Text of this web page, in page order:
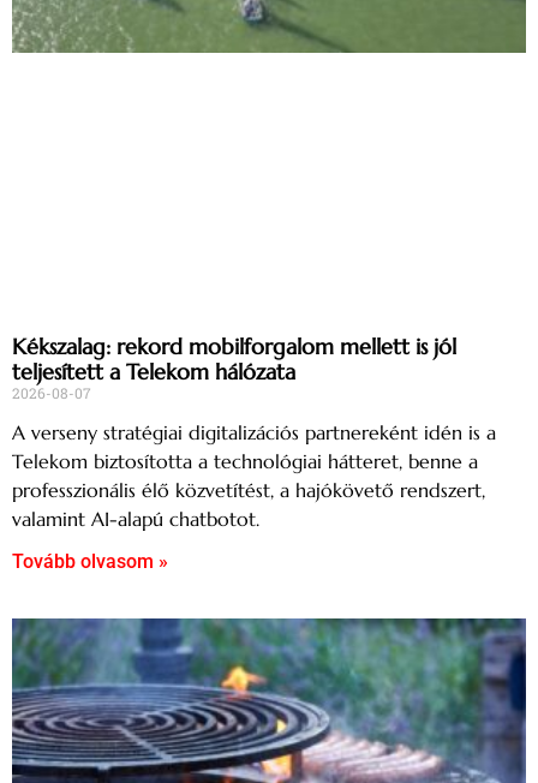
Kékszalag: rekord mobilforgalom mellett is jól
teljesített a Telekom hálózata
2026-08-07
A verseny stratégiai digitalizációs partnereként idén is a
Telekom biztosította a technológiai hátteret, benne a
professzionális élő közvetítést, a hajókövető rendszert,
valamint AI-alapú chatbotot.
Tovább olvasom »